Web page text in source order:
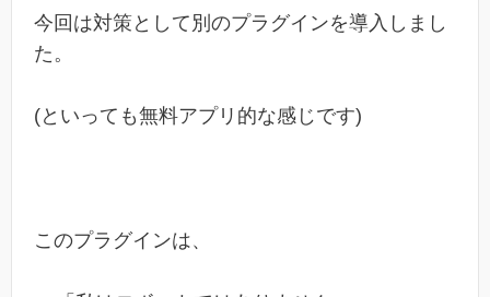
今回は対策として別のプラグインを導入しまし
た。
(といっても無料アプリ的な感じです)
このプラグインは、